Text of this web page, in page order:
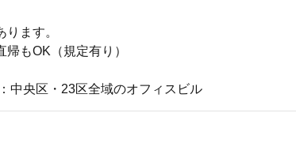
ます。
もOK（規定有り）
中央区・23区全域のオフィスビル